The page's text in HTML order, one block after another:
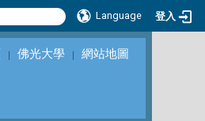
Language 登入
｜ 佛光大學 ｜ 網站地圖